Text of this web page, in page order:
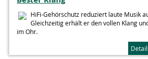
HiFi-Gehörschutz reduziert laute Musik
Gleichzeitig erhält er den vollen Klang
im Ohr.